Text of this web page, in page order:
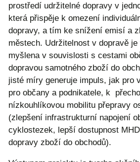
prostředí udržitelné dopravy v
která přispěje k omezení
dopravy, a tím ke snížení emisí a
městech. Udržitelnost v dopravě
myšlena v souvislosti s cestami
dopravou samotného zboží do
jisté míry generuje impuls, jak pro
pro občany a podnikatele, k
nízkouhlíkovou mobilitu přepravy
(zlepšení infrastrukturní napojení
cyklostezek, lepší dostupnost
dopravy zboží do obchodů).